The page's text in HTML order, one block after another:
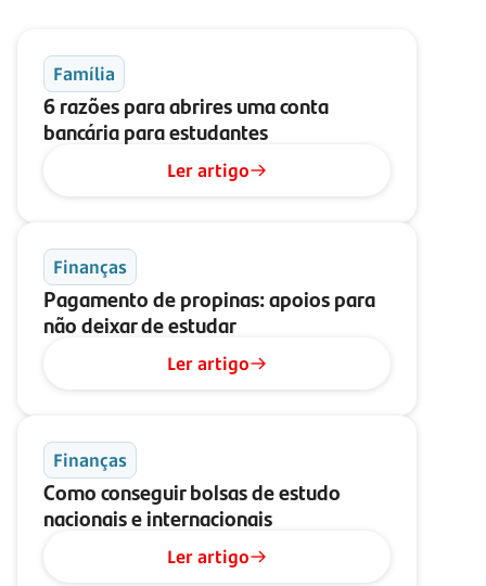
Família
6 razões para abrires uma conta
bancária para estudantes
Ler artigo
Finanças
Pagamento de propinas: apoios para
não deixar de estudar
Ler artigo
Finanças
Como conseguir bolsas de estudo
nacionais e internacionais
Ler artigo